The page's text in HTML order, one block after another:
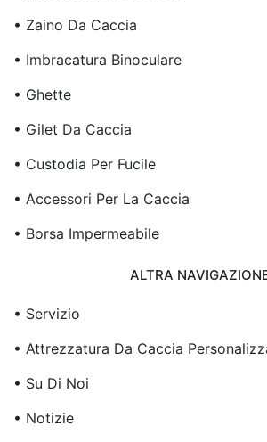
• Zaino Da Caccia
• Imbracatura Binoculare
• Ghette
• Gilet Da Caccia
• Custodia Per Fucile
• Accessori Per La Caccia
• Borsa Impermeabile
ALTRA
• Servizio
• Attrezzatura Da Caccia
• Su Di Noi
• Notizie